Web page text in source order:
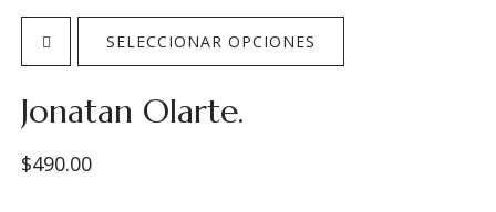
Variedad:Bourbon Rosado
Productor:Enrique López
En el 2020, Montze vivió un proceso de violencia política
café intenso, sólido y vivo, tal como la lucha y el trabajo
SELECCIONAR OPCIONES
Jonatan Olarte.
$490.00